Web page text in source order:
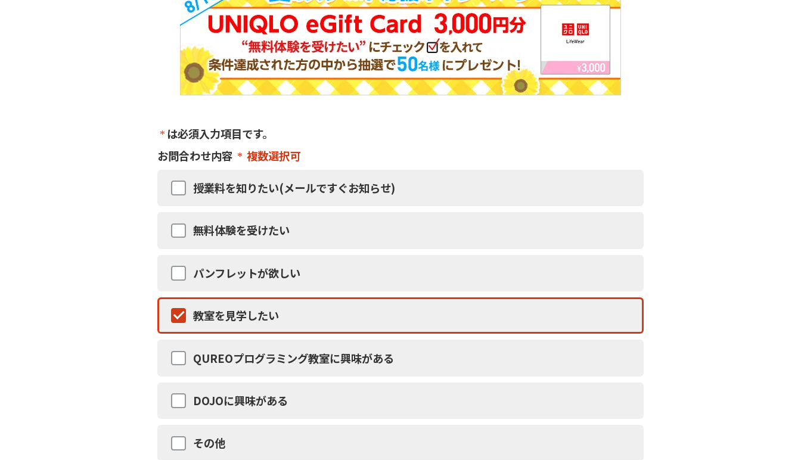
は必須入力項目です。
お問合わせ内容
複数選択可
授業料を知りたい(メールですぐお知らせ)
無料体験を受けたい
パンフレットが欲しい
教室を見学したい
QUREOプログラミング教室に興味がある
DOJOに興味がある
その他